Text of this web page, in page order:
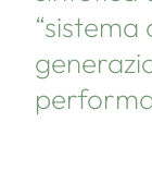
“sistema